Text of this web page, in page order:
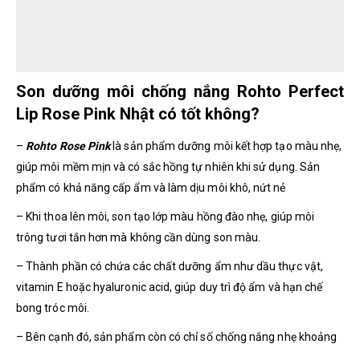
Son dưỡng môi chống nắng Rohto Perfect
Lip Rose Pink Nhật có tốt không?
– Rohto Rose Pinklà sản phẩm dưỡng môi kết hợp tạo màu nhẹ,
giúp môi mềm mịn và có sắc hồng tự nhiên khi sử dụng. Sản
phẩm có khả năng cấp ẩm và làm dịu môi khô, nứt nẻ
– Khi thoa lên môi, son tạo lớp màu hồng đào nhẹ, giúp môi
trông tươi tắn hơn mà không cần dùng son màu.
– Thành phần có chứa các chất dưỡng ẩm như dầu thực vật,
vitamin E hoặc hyaluronic acid, giúp duy trì độ ẩm và hạn chế
bong tróc môi.
– Bên cạnh đó, sản phẩm còn có chỉ số chống nắng nhẹ khoảng